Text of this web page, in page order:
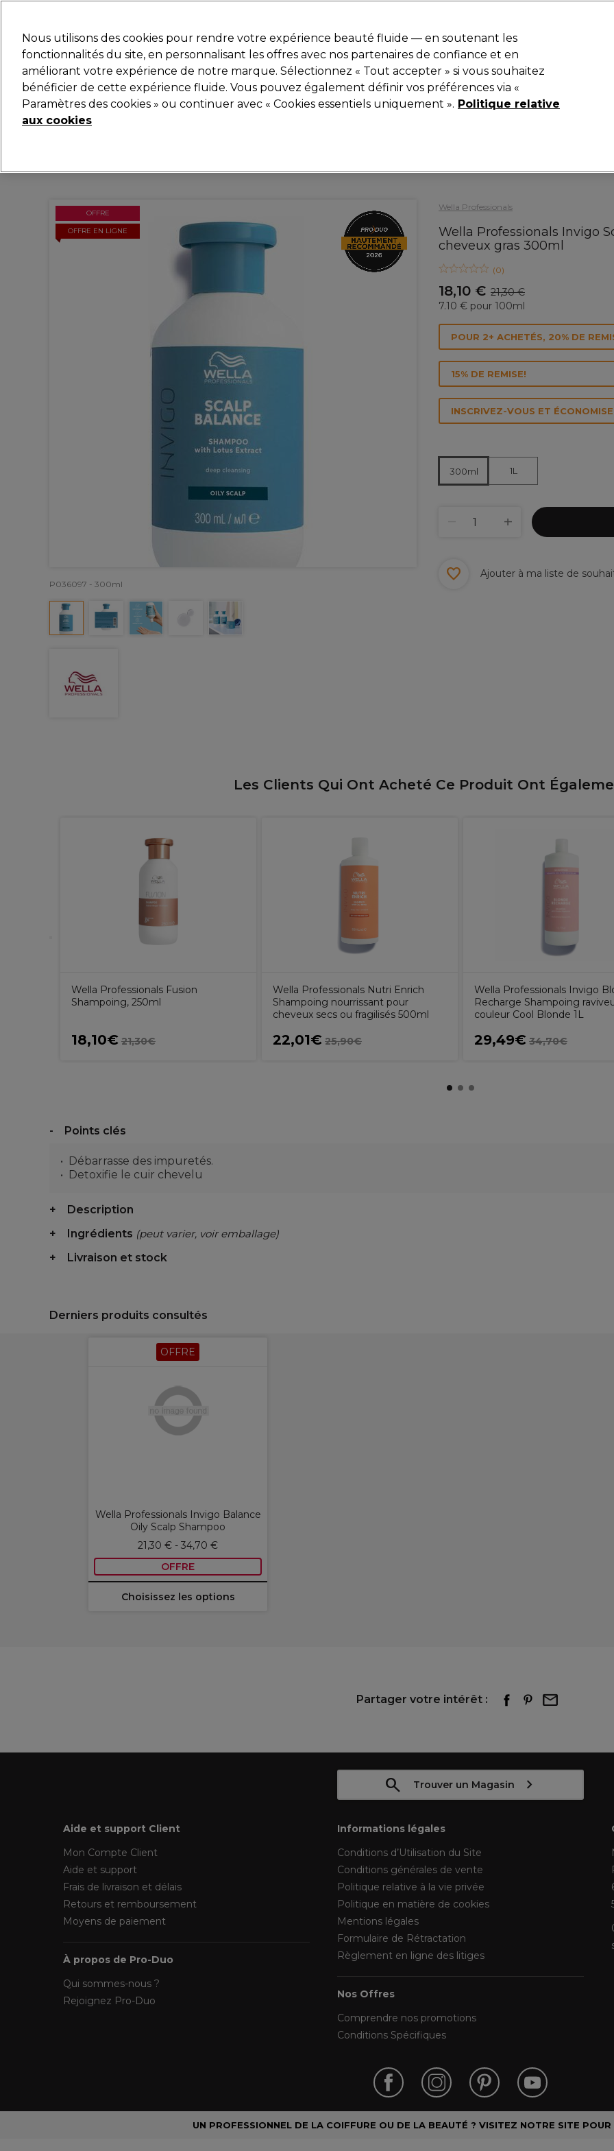
Rechercher
Marques Bons plans Coiffure Electro et Matériel Equipement de salon Beauté Hommes
Livraison et délais
Wella Professionals
Wella Professionals Invigo
cheveux gras 300ml
(0)
18,10 € 21,30 €
7.10 € pour 100ml
OFFRE
OFFRE EN LIGNE
P036097 - 300ml
POUR 2+ ACHETÉS, 20% DE
15% DE REMISE!
INSCRIVEZ-VOUS ET
300ml 1L
Ajouter à ma liste de
Les Clients Qui Ont Acheté Ce Produit Ont
Wella Professionals Fusion
Shampoing, 250ml
18,10€ 21,30€
Wella Professionals Nutri Enrich
Shampoing nourrissant pour
cheveux secs ou fragilisés 500ml
22,01€ 25,90€
Wella Professionals Invigo
Recharge Shampoing
couleur Cool Blonde 1L
29,49€ 34,70€
Points clés
Débarrasse des impuretés.
Detoxifie le cuir chevelu
Description
Ingrédients (peut varier, voir emballage)
Livraison et stock
Derniers produits consultés
OFFRE
Wella Professionals Invigo Balance
Oily Scalp Shampoo
21,30 € - 34,70 €
OFFRE
Choisissez les options
Partager votre intérêt :
Trouver un Magasin
Aide et support Client
Mon Compte Client
Aide et support
Frais de livraison et délais
Retours et remboursement
Moyens de paiement
À propos de Pro-Duo
Qui sommes-nous ?
Rejoignez Pro-Duo
Informations légales
Conditions d’Utilisation du Site
Conditions générales de vente
Politique relative à la vie privée
Politique en matière de cookies
Mentions légales
Formulaire de Rétractation
Règlement en ligne des litiges
Nos Offres
Comprendre nos promotions
Conditions Spécifiques
UN PROFESSIONNEL DE LA COIFFURE OU DE LA BEAUTÉ ? VISITEZ NOTRE SITE POUR
Nous utilisons des cookies pour rendre votre expérience beauté fluide — en soutenant les
fonctionnalités du site, en personnalisant les offres avec nos partenaires de confiance et en
améliorant votre expérience de notre marque. Sélectionnez « Tout accepter » si vous souhaitez
bénéficier de cette expérience fluide. Vous pouvez également définir vos préférences via «
Paramètres des cookies » ou continuer avec « Cookies essentiels uniquement ». Politique relative
aux cookies